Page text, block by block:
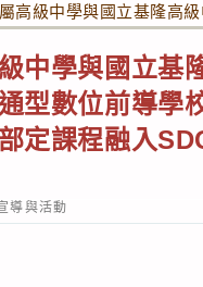
高級中學與國立基隆高
中學與國立基
型數位前導
定課程融入
導與活動